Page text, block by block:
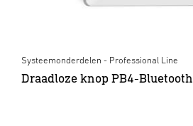
Systeemonderdelen - Professional Line
Draadloze knop PB4-Bluetooth